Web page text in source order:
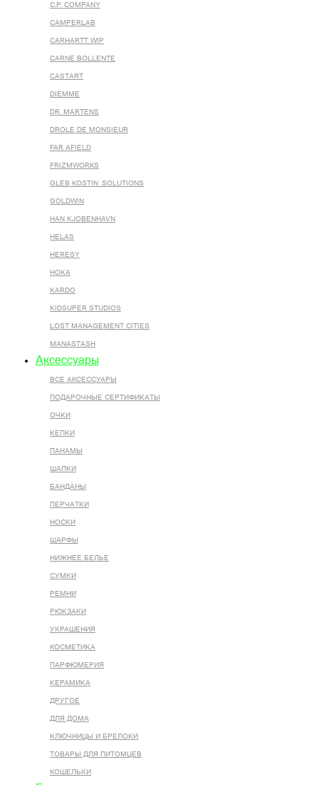
C.P. COMPANY
CAMPERLAB
CARHARTT WIP
CARNE BOLLENTE
CASTART
DIEMME
DR. MARTENS
DROLE DE MONSIEUR
FAR AFIELD
FRIZMWORKS
GLEB KOSTIN .SOLUTIONS
GOLDWIN
HAN KJOBENHAVN
HELAS
HERESY
HOKA
KARDO
KIDSUPER STUDIOS
LOST MANAGEMENT CITIES
MANASTASH
Аксессуары
ВСЕ AКСЕССУАРЫ
ПОДАРОЧНЫЕ СЕРТИФИКАТЫ
ОЧКИ
КЕПКИ
ПАНАМЫ
ШАПКИ
БАНДАНЫ
ПЕРЧАТКИ
НОСКИ
ШАРФЫ
НИЖНЕЕ БЕЛЬЕ
СУМКИ
РЕМНИ
РЮКЗАКИ
УКРАШЕНИЯ
КОСМЕТИКА
ПАРФЮМЕРИЯ
КЕРАМИКА
ДРУГОЕ
ДЛЯ ДОМА
КЛЮЧНИЦЫ И БРЕЛОКИ
ТОВАРЫ ДЛЯ ПИТОМЦЕВ
КОШЕЛЬКИ